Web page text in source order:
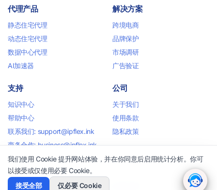
代理产品
静态住宅代理
动态住宅代理
数据中心代理
AI加速器
解决方案
跨境电商
品牌保护
市场调研
广告验证
支持
知识中心
帮助中心
联系我们: support@ipflex.ink
商务合作: business@ipflex.ink
公司
关于我们
使用条款
隐私政策
2026 IPFlex. 版权所有.
我们使用 Cookie 提升网站体验，并在你同意后启用统计分析。你可
以接受或仅使用必要 Cookie。
接受全部
仅必要 Cookie